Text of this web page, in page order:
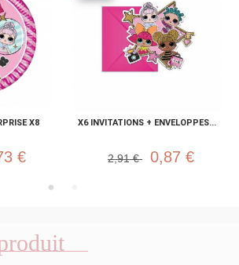
X8
€
X6 INVITATIONS + ENVELOPPES...
2,91 € 0,87 €